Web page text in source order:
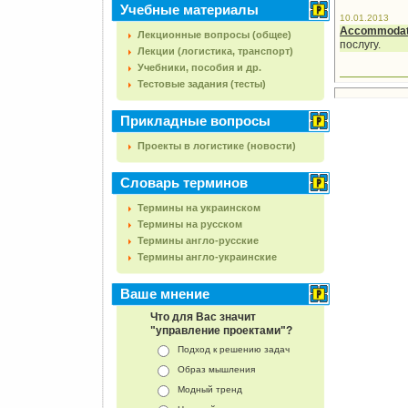
Учебные материалы
Лекционные вопросы (общее)
Лекции (логистика, транспорт)
Учебники, пособия и др.
Тестовые задания (тесты)
Прикладные вопросы
Проекты в логистике (новости)
Словарь терминов
Термины на украинском
Термины на русском
Термины англо-русские
Термины англо-украинские
Ваше мнение
Что для Вас значит
"управление проектами"?
Подход к решению задач
Образ мышления
Модный тренд
10.01.2013
послугу.